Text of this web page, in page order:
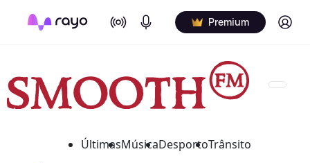
On Air Podcasts Premium Log in
ÚltimasMúsicaDesportoTrânsito